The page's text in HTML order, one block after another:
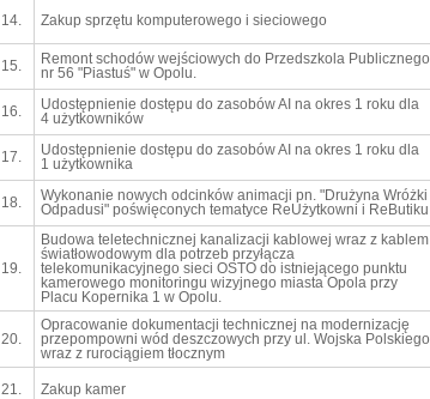
14. Zakup sprzętu komputerowego i sieciowego
15.
Remont schodów wejściowych do Przedszkola Publicznego
nr 56 "Piastuś" w Opolu.
16.
Udostępnienie dostępu do zasobów AI na okres 1 roku dla
4 użytkowników
17.
Udostępnienie dostępu do zasobów AI na okres 1 roku dla
1 użytkownika
18.
Wykonanie nowych odcinków animacji pn. "Drużyna Wróżki
Odpadusi" poświęconych tematyce ReUżytkowni i ReButiku
19.
Budowa teletechnicznej kanalizacji kablowej wraz z kablem
światłowodowym dla potrzeb przyłącza
telekomunikacyjnego sieci OSTO do istniejącego punktu
kamerowego monitoringu wizyjnego miasta Opola przy
Placu Kopernika 1 w Opolu.
20.
Opracowanie dokumentacji technicznej na modernizację
przepompowni wód deszczowych przy ul. Wojska Polskiego
wraz z rurociągiem tłocznym
21. Zakup kamer